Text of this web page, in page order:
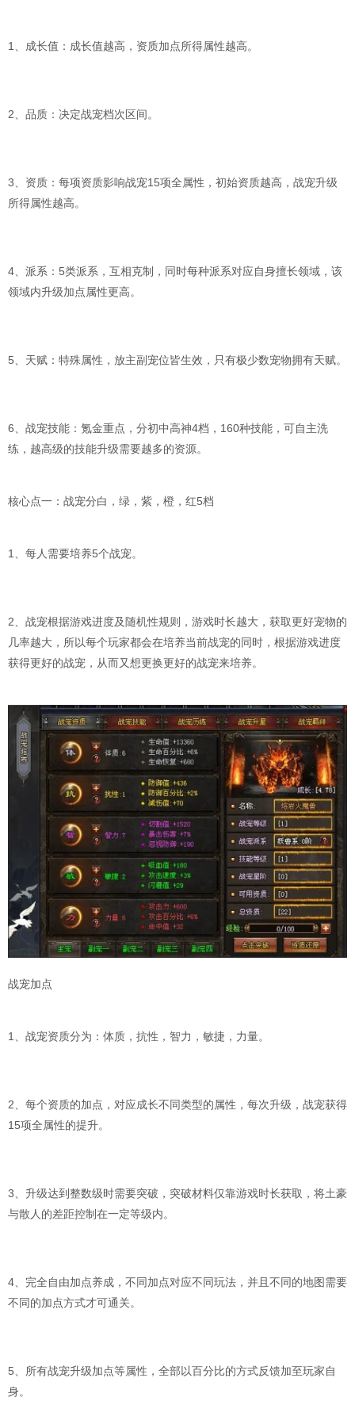
1、成长值：成长值越高，资质加点所得属性越高。
2、品质：决定战宠档次区间。
3、资质：每项资质影响战宠15项全属性，初始资质越高，战宠升级
所得属性越高。
4、派系：5类派系，互相克制，同时每种派系对应自身擅长领域，该
领域内升级加点属性更高。
5、天赋：特殊属性，放主副宠位皆生效，只有极少数宠物拥有天赋。
6、战宠技能：氪金重点，分初中高神4档，160种技能，可自主洗
练，越高级的技能升级需要越多的资源。
核心点一：战宠分白，绿，紫，橙，红5档
1、每人需要培养5个战宠。
2、战宠根据游戏进度及随机性规则，游戏时长越大，获取更好宠物的
几率越大，所以每个玩家都会在培养当前战宠的同时，根据游戏进度
获得更好的战宠，从而又想更换更好的战宠来培养。
战宠加点
1、战宠资质分为：体质，抗性，智力，敏捷，力量。
2、每个资质的加点，对应成长不同类型的属性，每次升级，战宠获得
15项全属性的提升。
3、升级达到整数级时需要突破，突破材料仅靠游戏时长获取，将土豪
与散人的差距控制在一定等级内。
4、完全自由加点养成，不同加点对应不同玩法，并且不同的地图需要
不同的加点方式才可通关。
5、所有战宠升级加点等属性，全部以百分比的方式反馈加至玩家自
身。